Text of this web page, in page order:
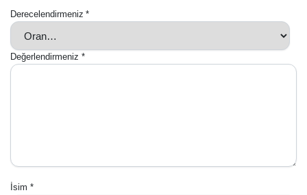
Derecelendirmeniz*
Değerlendirmeniz *
İsim *